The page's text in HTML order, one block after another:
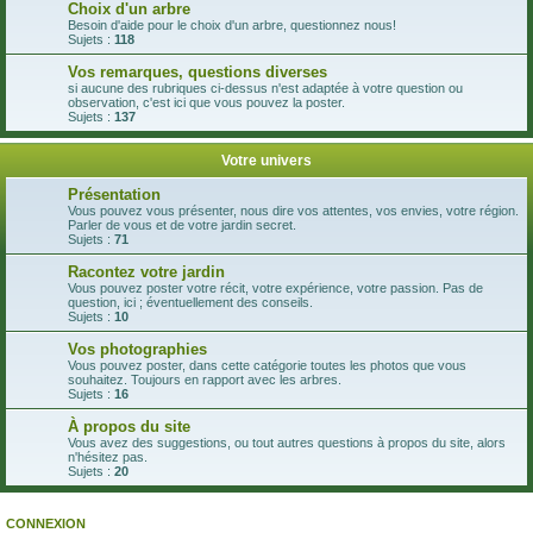
Choix d'un arbre
Besoin d'aide pour le choix d'un arbre, questionnez nous!
Sujets : 118
Vos remarques, questions diverses
si aucune des rubriques ci-dessus n'est adaptée à votre question ou
observation, c'est ici que vous pouvez la poster.
Sujets : 137
Votre univers
Présentation
Vous pouvez vous présenter, nous dire vos attentes, vos envies, votre région.
Parler de vous et de votre jardin secret.
Sujets : 71
Racontez votre jardin
Vous pouvez poster votre récit, votre expérience, votre passion. Pas de
question, ici ; éventuellement des conseils.
Sujets : 10
Vos photographies
Vous pouvez poster, dans cette catégorie toutes les photos que vous
souhaitez. Toujours en rapport avec les arbres.
Sujets : 16
À propos du site
Vous avez des suggestions, ou tout autres questions à propos du site, alors
n'hésitez pas.
Sujets : 20
CONNEXION